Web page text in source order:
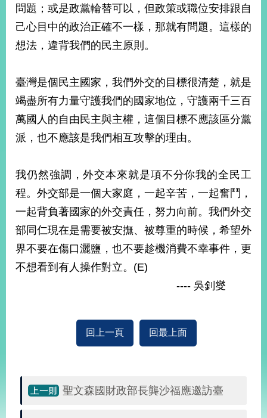
資
訊
國
地
國
際
傳
府
資
公
開
為
關
站
問題；或是政黨輪替可以，但政策或職位安排跟自
己心目中的政治正確不一樣，那就有問題。這樣的
想法，違背我們的民主原則。
臺灣是個民主國家，我們外交的目標很清楚，就是
竭盡所有力量守護我們的國家地位，守護兩千三百
萬國人的自由民主與主權，這個目標不應該區分黨
派，也不應該是我們相互攻擊的理由。
我仍然強調，外交本來就是項不分你我的全民工
程。外交部是一個大家庭，一起辛苦，一起奮鬥，
一起背負著國家的外交責任，努力向前。我們外交
部同仁現在是需要被安撫、被尊重的時候，希望外
界不要在傷口灑鹽，也不要趁機消費不幸事件，更
不想看到有人操作對立。(E)
---- 吳釗燮
回上一頁 回最上面
聖文森國財政部長龔沙福應邀訪臺